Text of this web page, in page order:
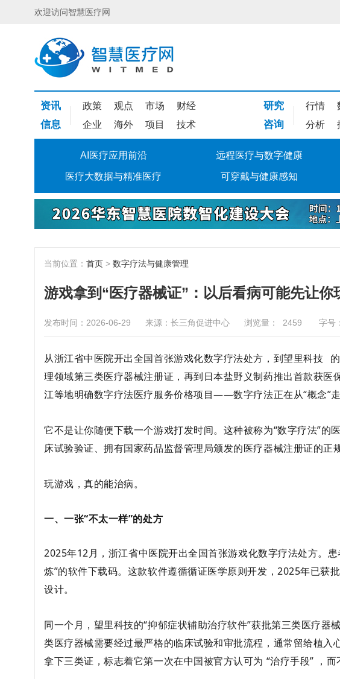
欢迎访问智慧医疗网
资讯 政策 观点 市场 财经
信息 企业 海外 项目 技术
研究 行情
咨询 分析
AI医疗应用前沿 远程医疗与数字健康
医疗大数据与精准医疗 可穿戴与健康感知
当前位置： 首页 > 数字疗法与健康管理
游戏拿到“医疗器械证”：以后看病可能先让你
发布时间：2026-06-29 来源：长三角促进中心 浏览量： 2459 字号：
从浙江省中医院开出全国首张游戏化数字疗法处方，到望里科技
理领域第三类医疗器械注册证，再到日本盐野义制药推出首款获医
江等地明确数字疗法医疗服务价格项目——数字疗法正在从“概念”
它不是让你随便下载一个游戏打发时间。这种被称为“数字疗法”的
床试验验证、拥有国家药品监督管理局颁发的医疗器械注册证的正
玩游戏，真的能治病。
一、一张“不太一样”的处方
2025年12月，浙江省中医院开出全国首张游戏化数字疗法处方。
炼”的软件下载码。这款软件遵循循证医学原则开发，2025年已获
设计。
同一个月，望里科技的“抑郁症状辅助治疗软件”获批第三类医疗器
类医疗器械需要经过最严格的临床试验和审批流程，通常留给植
拿下三类证，标志着它第一次在中国被官方认可为 “治疗手段” ，